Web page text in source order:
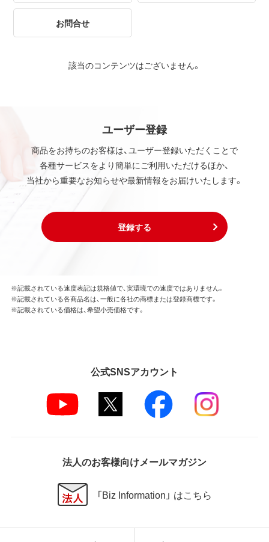
お問合せ
該当のコンテンツはございません。
ユーザー登録
商品をお持ちのお客様は、ユーザー登録いただくことで
各種サービスをより簡単にご利用いただけるほか、
当社から重要なお知らせや最新情報をお届けいたします。
登録する
※記載されている速度表記は規格値で、実環境での速度ではありません。
※記載されている各商品名は、一般に各社の商標または登録商標です。
※記載されている価格は、希望小売価格です。
公式SNSアカウント
法人のお客様向けメールマガジン
「Biz Information」 はこちら